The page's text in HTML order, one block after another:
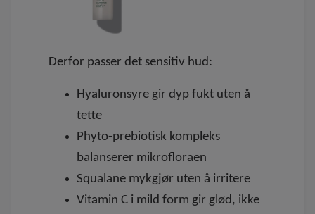
Derfor passer det sensitiv hud:
Hyaluronsyre gir dyp fukt uten å
tette
Phyto-prebiotisk kompleks
balanserer mikrofloraen
Squalane mykgjør uten å irritere
Vitamin C i mild form gir glød, ikke